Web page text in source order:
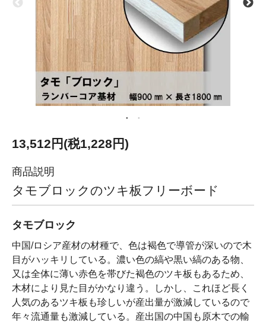
13,512円(税1,228円)
商品説明
タモブロックのツキ板フリーボード
タモブロック
中国/ロシア産材の材種で、色は褐色で導管が深いので木
目がハッキリしている。濃い色の縞や黒い縞のある物、
又は全体に薄い赤色を帯びた褐色のツキ板もあるため、
木材により見た目がかなり違う。しかし、これほど長く
人気のあるツキ板も珍しいが産出量が激減しているので
年々流通量も激減している。産出国の中国も原木での輸